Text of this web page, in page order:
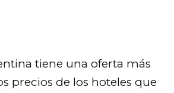
tiene una oferta más
precios de los hoteles que